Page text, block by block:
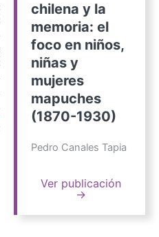
chilena y la
memoria: el
foco en niños,
niñas y
mujeres
mapuches
(1870-1930)
Pedro Canales Tapia
Ver publicación
→